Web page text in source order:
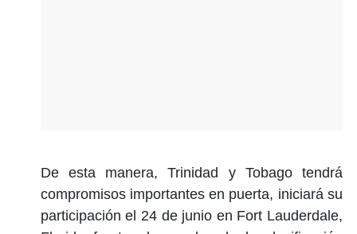
De esta manera, Trinidad y Tobago tendrá
compromisos importantes en puerta, iniciará su
participación el 24 de junio en Fort Lauderdale,